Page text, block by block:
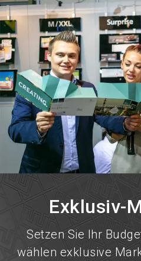
Jetzt Aussteller
Exklusiv-
Setzen Sie Ihr
wählen exklusive